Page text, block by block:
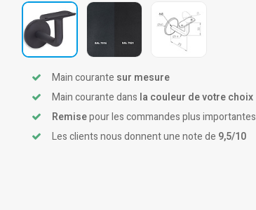
Main courante sur mesure
Main courante dans la couleur de votre choix
Remisepour les commandes plus importantes
Les clients nous donnent une note de 9,5/10